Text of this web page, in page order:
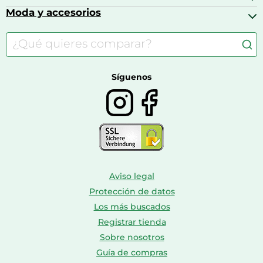
Calzado infantil
Carritos de bebé
Barbies
Consolas
Accesorios para caballos
Comida para perros
Farmacia veterinaria
Moda y accesorios
Accesorios de moda
Bolsos y maletas
Síguenos
Aviso legal
Protección de datos
Los más buscados
Registrar tienda
Sobre nosotros
Guía de compras